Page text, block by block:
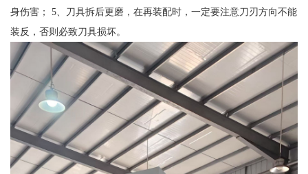
身伤害； 5、刀具拆后更磨，在再装配时，一定要注意刀刃方向不能
装反，否则必致刀具损坏。